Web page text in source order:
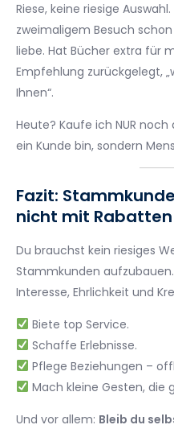
Riese, keine riesige
zweimaligem Besuch
liebe. Hat Bücher extra für
Empfehlung zurückgelegt,
Ihnen“.
Heute? Kaufe ich NUR
ein Kunde bin, sondern
Fazit:
nicht mit
Du brauchst kein riesiges
Stammkunden
Interesse, Ehrlichkeit und
Biete top Service.
Schaffe Erlebnisse.
Pflege Beziehungen –
Mach kleine Gesten, die
Und vor allem: Bleib du